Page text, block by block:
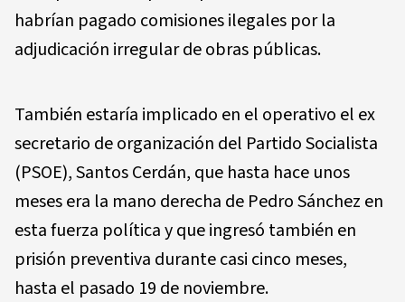
habrían pagado comisiones ilegales por la
adjudicación irregular de obras públicas.
También estaría implicado en el operativo el ex
secretario de organización del Partido Socialista
(PSOE), Santos Cerdán, que hasta hace unos
meses era la mano derecha de Pedro Sánchez en
esta fuerza política y que ingresó también en
prisión preventiva durante casi cinco meses,
hasta el pasado 19 de noviembre.